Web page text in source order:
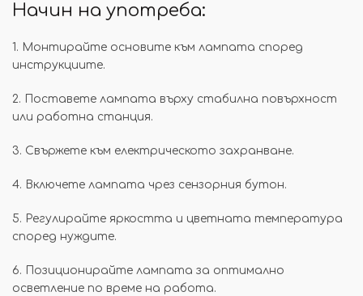
Начин на употреба:
1. Монтирайте основите към лампата според
инструкциите.
2. Поставете лампата върху стабилна повърхност
или работна станция.
3. Свържете към електрическото захранване.
4. Включете лампата чрез сензорния бутон.
5. Регулирайте яркостта и цветната температура
според нуждите.
6. Позиционирайте лампата за оптимално
осветление по време на работа.